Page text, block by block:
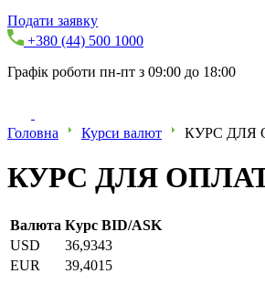
Подати заявку
+380 (44) 500 1000
Графік роботи пн-пт з 09:00 до 18:00
Головна Курси валют КУРС ДЛЯ
КУРС ДЛЯ
Валюта Курс BID/ASK
USD
36,9343
EUR
39,4015